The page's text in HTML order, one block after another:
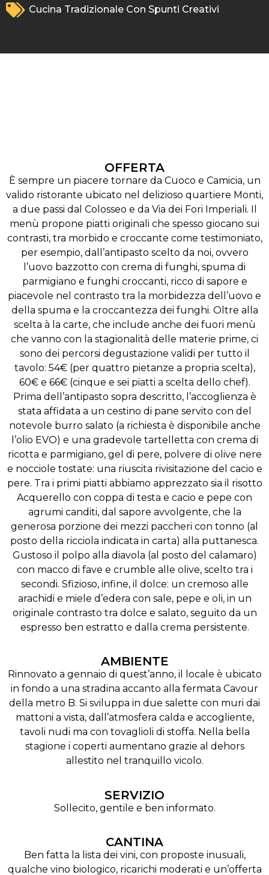
Cucina Tradizionale Con Spunti Creativi
OFFERTA
È sempre un piacere tornare da Cuoco e Camicia, un
valido ristorante ubicato nel delizioso quartiere Monti,
a due passi dal Colosseo e da Via dei Fori Imperiali. Il
menù propone piatti originali che spesso giocano sui
contrasti, tra morbido e croccante come testimoniato,
per esempio, dall’antipasto scelto da noi, ovvero
l’uovo bazzotto con crema di funghi, spuma di
parmigiano e funghi croccanti, ricco di sapore e
piacevole nel contrasto tra la morbidezza dell’uovo e
della spuma e la croccantezza dei funghi. Oltre alla
scelta à la carte, che include anche dei fuori menù
che vanno con la stagionalità delle materie prime, ci
sono dei percorsi degustazione validi per tutto il
tavolo: 54€ (per quattro pietanze a propria scelta),
60€ e 66€ (cinque e sei piatti a scelta dello chef).
Prima dell’antipasto sopra descritto, l’accoglienza è
stata affidata a un cestino di pane servito con del
notevole burro salato (a richiesta è disponibile anche
l’olio EVO) e una gradevole tartelletta con crema di
ricotta e parmigiano, gel di pere, polvere di olive nere
e nocciole tostate: una riuscita rivisitazione del cacio e
pere. Tra i primi piatti abbiamo apprezzato sia il risotto
Acquerello con coppa di testa e cacio e pepe con
agrumi canditi, dal sapore avvolgente, che la
generosa porzione dei mezzi paccheri con tonno (al
posto della ricciola indicata in carta) alla puttanesca.
Gustoso il polpo alla diavola (al posto del calamaro)
con macco di fave e crumble alle olive, scelto tra i
secondi. Sfizioso, infine, il dolce: un cremoso alle
arachidi e miele d’edera con sale, pepe e oli, in un
originale contrasto tra dolce e salato, seguito da un
espresso ben estratto e dalla crema persistente.
AMBIENTE
Rinnovato a gennaio di quest’anno, il locale è ubicato
in fondo a una stradina accanto alla fermata Cavour
della metro B. Si sviluppa in due salette con muri dai
mattoni a vista, dall’atmosfera calda e accogliente,
tavoli nudi ma con tovaglioli di stoffa. Nella bella
stagione i coperti aumentano grazie al dehors
allestito nel tranquillo vicolo.
SERVIZIO
Sollecito, gentile e ben informato.
CANTINA
Ben fatta la lista dei vini, con proposte inusuali,
qualche vino biologico, ricarichi moderati e un’offerta